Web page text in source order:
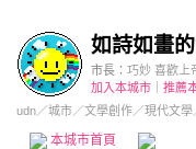
如詩如畫
市長： 巧妙 喜歡上
加入本城市
推薦
udn／城市／文學創作／現代文學
本城市首頁